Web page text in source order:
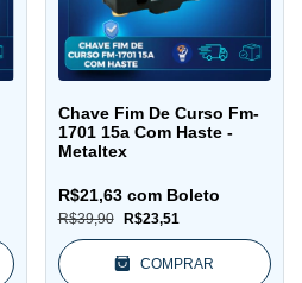
Chave Fim De Curso Fm-
1701 15a Com Haste -
Metaltex
R$39,90 R$23,51
R$21,63 com Boleto
COMPRAR